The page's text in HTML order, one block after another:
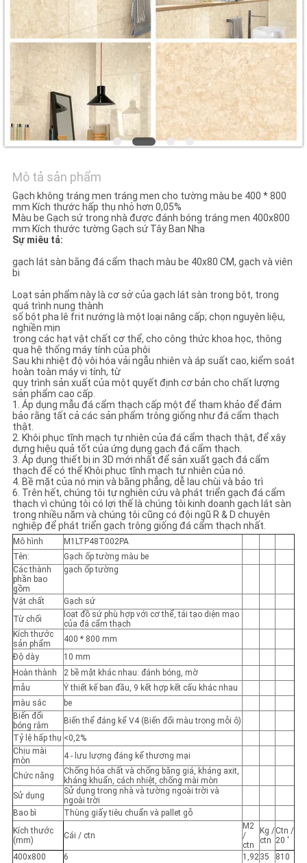
YÊU
CẦU
ĐẶT
GIÁ
SƠ
ĐỒ
TRANG
WEB
CHÍNH
SÁCH
BẢO
MẬT
Mô tả sản phẩm
Gạch không tráng men tráng men cho tường màu be 400 * 800
mm Kích thước hấp thụ nhỏ hơn 0,05%
Màu be Gạch sứ trong nhà được đánh bóng tráng men 400x800
mm Kích thước tường Gạch sứ Tây Ban Nha
Sự miêu tả:
gạch lát sàn bằng đá cẩm thạch màu be 40x80 CM, gạch và viên
bi
Loạt sản phẩm này là cơ sở của gạch lát sàn trong bột, trong
quá trình nung thành
số bột pha lê frit nướng là một loại nâng cấp; chọn nguyên liệu,
nghiền mịn
trong các hạt vật chất cơ thể, cho công thức khoa học, thông
qua hệ thống máy tính của phôi
Sau khi nhiệt độ vôi hóa vải ngẫu nhiên và áp suất cao, kiểm soát
hoàn toàn máy vi tính, từ
quy trình sản xuất của một quyết định cơ bản cho chất lượng
sản phẩm cao cấp.
1. Áp dụng mẫu đá cẩm thạch cấp một để tham khảo để đảm
bảo rằng tất cả các sản phẩm trông giống như đá cẩm thạch
thật.
2. Khôi phục tĩnh mạch tự nhiên của đá cẩm thạch thật, để xây
dựng hiệu quả tốt của ứng dụng gạch đá cẩm thạch.
3. Áp dụng thiết bị in 3D mới nhất để sản xuất gạch đá cẩm
thạch để có thể Khôi phục tĩnh mạch tự nhiên của nó.
4. Bề mặt của nó mịn và bằng phẳng, dễ lau chùi và bảo trì
6. Trên hết, chúng tôi tự nghiên cứu và phát triển gạch đá cẩm
thạch vì chúng tôi có lợi thế là chúng tôi kinh doanh gạch lát sàn
trong nhiều năm và chúng tôi cũng có đội ngũ R & D chuyên
nghiệp để phát triển gạch trông giống đá cẩm thạch nhất.
Mô hình
M1LTP48T002PA
Tên:
Gạch ốp tường màu be
Các thành
phần bao
gồm
gạch ốp tường
Vật chất
Gạch sứ
Từ chối
loạt đồ sứ phù hợp với cơ thể, tái tạo diện mạo
của đá cẩm thạch
Kích thước
sản phẩm
400 * 800 mm
Độ dày
10 mm
Hoàn thành
2 bề mặt khác nhau: đánh bóng, mờ
mẫu
Ý thiết kế ban đầu, 9 kết hợp kết cấu khác nhau
màu sắc
be
Biến đổi
bóng râm
Biến thể đáng kể V4 (Biến đổi màu trong mỗi ô)
Tỷ lệ hấp thụ <0,2%
Chịu mài
mòn
4 - lưu lượng đáng kể thương mại
Chức năng
Chống hóa chất và chống băng giá, kháng axit,
kháng khuẩn, cách nhiệt, chống mài mòn
Sử dụng
Sử dụng trong nhà và tường ngoài trời và
ngoài trời
Bao bì
Thùng giấy tiêu chuẩn và pallet gỗ
Kích thước
(mm)
Cái / ctn
M2
/
ctn
Kg /
ctn
Ctn /
20 '
400x800
6 1,9235 810